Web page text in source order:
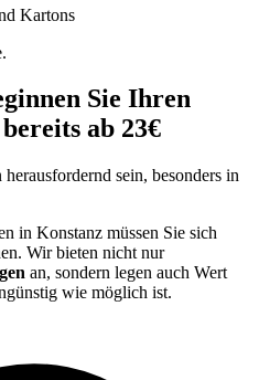
Kartons
Sie Ihren
ab 23€
sein, besonders in
in Konstanz müssen Sie sich
Wir bieten nicht nur
an, sondern legen auch Wert
wie möglich ist.